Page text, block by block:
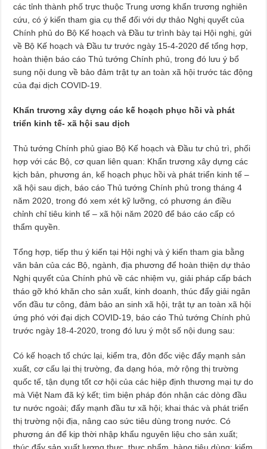
các tỉnh thành phố trực thuộc Trung ương khẩn trương nghiên
cứu, có ý kiến tham gia cụ thể đối với dự thảo Nghị quyết của
Chính phủ do Bộ Kế hoạch và Đầu tư trình bày tại Hội nghị, gửi
về Bộ Kế hoạch và Đầu tư trước ngày 15-4-2020 để tổng hợp,
hoàn thiện báo cáo Thủ tướng Chính phủ, trong đó lưu ý bổ
sung nội dung về bảo đảm trật tự an toàn xã hội trước tác động
của đại dịch COVID-19.
Khẩn trương xây dựng các kế hoạch phục hồi và phát
triển kinh tế- xã hội sau dịch
Thủ tướng Chính phủ giao Bộ Kế hoạch và Đầu tư chủ trì, phối
hợp với các Bộ, cơ quan liên quan: Khẩn trương xây dựng các
kịch bản, phương án, kế hoạch phục hồi và phát triển kinh tế –
xã hội sau dịch, báo cáo Thủ tướng Chính phủ trong tháng 4
năm 2020, trong đó xem xét kỹ lưỡng, có phương án điều
chỉnh chỉ tiêu kinh tế – xã hội năm 2020 để báo cáo cấp có
thẩm quyền.
Tổng hợp, tiếp thu ý kiến tại Hội nghị và ý kiến tham gia bằng
văn bản của các Bộ, ngành, địa phương để hoàn thiện dự thảo
Nghị quyết của Chính phủ về các nhiệm vụ, giải pháp cấp bách
tháo gỡ khó khăn cho sản xuất, kinh doanh, thúc đẩy giải ngân
vốn đầu tư công, đảm bảo an sinh xã hội, trật tự an toàn xã hội
ứng phó với đại dịch COVID-19, báo cáo Thủ tướng Chính phủ
trước ngày 18-4-2020, trong đó lưu ý một số nội dung sau:
Có kế hoạch tổ chức lại, kiểm tra, đôn đốc việc đẩy mạnh sản
xuất, cơ cấu lại thị trường, đa dạng hóa, mở rộng thị trường
quốc tế, tận dụng tốt cơ hội của các hiệp định thương mại tự do
mà Việt Nam đã ký kết; tìm biện pháp đón nhận các dòng đầu
tư nước ngoài; đẩy mạnh đầu tư xã hội; khai thác và phát triển
thị trường nội địa, nâng cao sức tiêu dùng trong nước. Có
phương án để kịp thời nhập khẩu nguyên liệu cho sản xuất;